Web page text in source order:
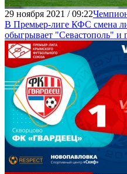
29 ноября 2021 / 09:22
В Премьер-лиге КФС смена
обыгрывает "Севастополь" и